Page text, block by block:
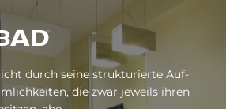
durch sei­ne struk­tu­rier­te Auf­
die zwar je­weils ih­ren